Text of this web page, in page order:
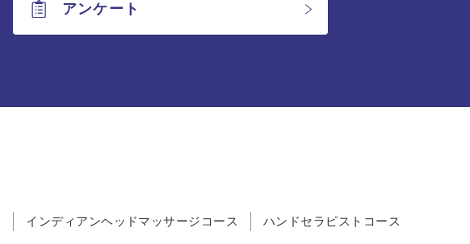
アンケート
インディアンヘッドマッサージコース ハンドセラピストコース